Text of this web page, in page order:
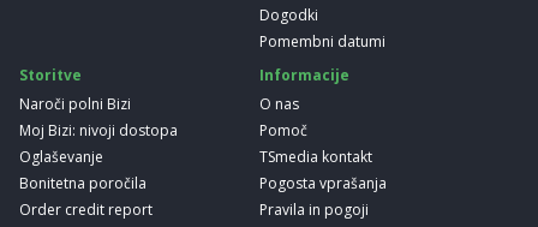
Dogodki
Pomembni datumi
Storitve
Naroči polni Bizi
Moj Bizi: nivoji dostopa
Oglaševanje
Bonitetna poročila
Order credit report
Informacije
O nas
Pomoč
TSmedia kontakt
Pogosta vprašanja
Pravila in pogoji